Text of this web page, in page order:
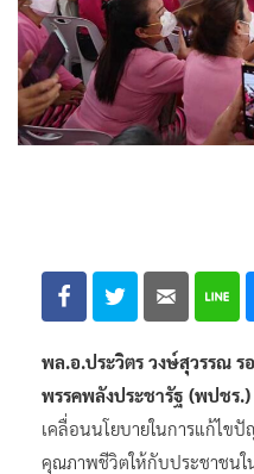
พล.อ.ประวิตร วงษ์สุวรรณ
พรรคพลังประชารัฐ (พปชร.)
เคลื่อนนโยบายในการแก้ไข
คุณภาพชีวิตให้กับประชาชน